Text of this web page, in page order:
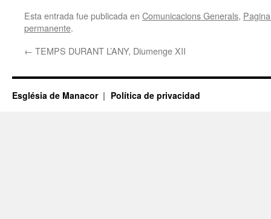
Esta entrada fue publicada en Comunicacions Generals,
permanente.
← TEMPS DURANT L’ANY, Diumenge XII
Església de Manacor Política de privacidad